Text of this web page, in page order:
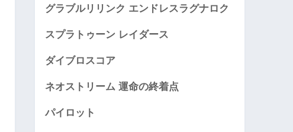
グラブルリリンク エンドレスラグナロク
スプラトゥーン レイダース
ダイブロスコア
ネオストリーム 運命の終着点
パイロット